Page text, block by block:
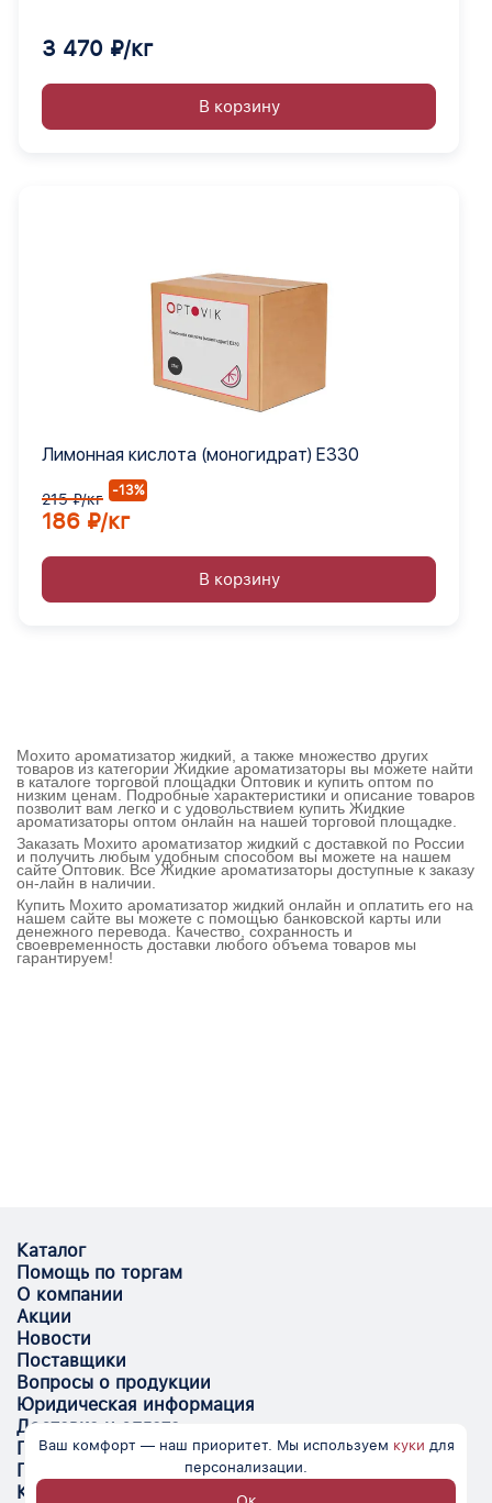
3 470 ₽/кг
В корзину
Лимонная кислота (моногидрат) Е330
215 ₽/кг -13%
186 ₽/кг
В корзину
Мохито ароматизатор жидкий, а также множество других
товаров из категории Жидкие ароматизаторы вы можете найти
в каталоге торговой площадки Оптовик и купить оптом по
низким ценам. Подробные характеристики и описание товаров
позволит вам легко и с удовольствием купить Жидкие
ароматизаторы оптом онлайн на нашей торговой площадке.
Заказать Мохито ароматизатор жидкий с доставкой по России
и получить любым удобным способом вы можете на нашем
сайте Оптовик. Все Жидкие ароматизаторы доступные к заказу
он-лайн в наличии.
Купить Мохито ароматизатор жидкий онлайн и оплатить его на
нашем сайте вы можете с помощью банковской карты или
денежного перевода. Качество, сохранность и
своевременность доставки любого объема товаров мы
гарантируем!
Каталог
Помощь по торгам
О компании
Акции
Новости
Поставщики
Вопросы о продукции
Юридическая информация
Доставка и оплата
Поставщикам
Помощь
Контакты
Ваш комфорт — наш приоритет. Мы используем куки для
персонализации.